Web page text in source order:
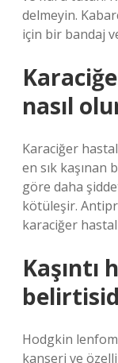
delmeyin.
için bir bandaj
nasıl
Karaciğer
en sık kaşınan
göre daha
kötüleşir.
karaciğer
Kaşıntı
Hodgkin
kanseri ve